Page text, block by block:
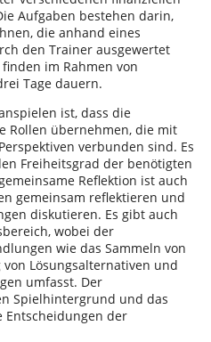
Aufgaben bestehen darin,
die anhand eines
den Trainer ausgewertet
im Rahmen von
Tage dauern.
ist, dass die
Rollen übernehmen, die mit
verbunden sind. Es
Freiheitsgrad der benötigten
Reflektion ist auch
gemeinsam reflektieren und
diskutieren. Es gibt auch
wobei der
wie das Sammeln von
Lösungsalternativen und
umfasst. Der
Spielhintergrund und das
Entscheidungen der